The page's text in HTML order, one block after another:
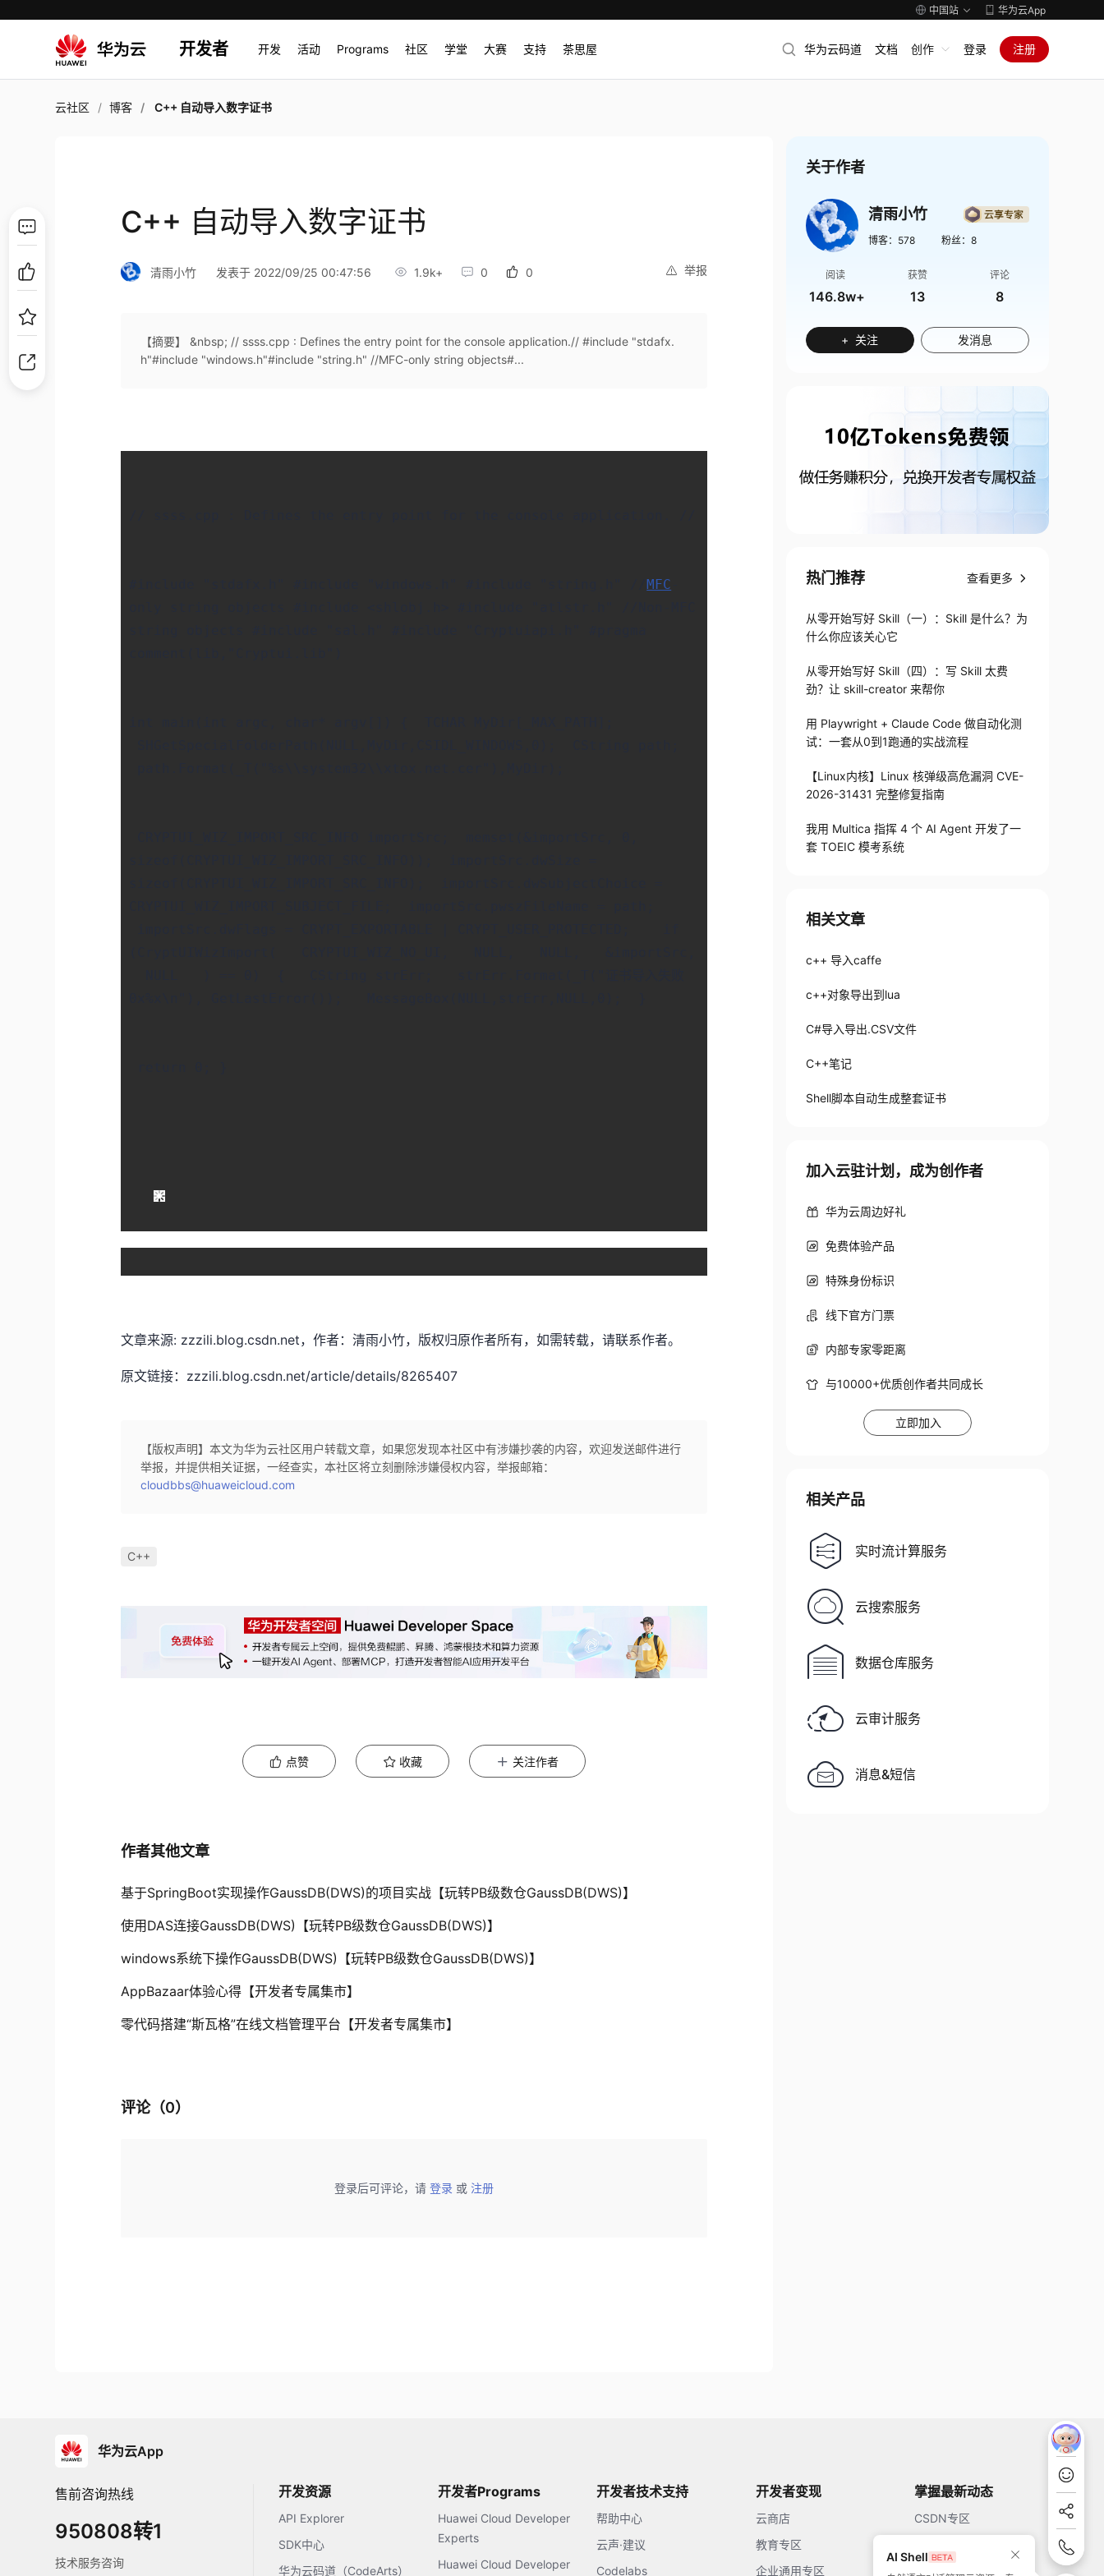
中国站 华为云App
开发者 开发 活动 Programs 社区 学堂 大赛 支持 茶思屋 华为云码道 文档 创作 登录 注册
云社区 博客 C++ 自动导入数字证书
C++ 自动导入数字证书
举报
清雨小竹 发表于 2022/09/25 00:47:56 1.9k+ 0 0
【摘要】 &nbsp; // ssss.cpp : Defines the entry point for the console application.// #include "stdafx.
h"#include "windows.h"#include "string.h" //MFC-only string objects#...
#include "stdafx.h" #include "windows.h" #include "string.h" //MFC
文章来源: zzzili.blog.csdn.net，作者：清雨小竹，版权归原作者所有，如需转载，请联系作者。
原文链接：zzzili.blog.csdn.net/article/details/8265407
【版权声明】本文为华为云社区用户转载文章，如果您发现本社区中有涉嫌抄袭的内容，欢迎发送邮件进行
举报，并提供相关证据，一经查实，本社区将立刻删除涉嫌侵权内容，举报邮箱：
cloudbbs@huaweicloud.com
C++
点赞 收藏 关注作者
作者其他文章
基于SpringBoot实现操作GaussDB(DWS)的项目实战【玩转PB级数仓GaussDB(DWS)】
使用DAS连接GaussDB(DWS)【玩转PB级数仓GaussDB(DWS)】
windows系统下操作GaussDB(DWS)【玩转PB级数仓GaussDB(DWS)】
AppBazaar体验心得【开发者专属集市】
零代码搭建“斯瓦格”在线文档管理平台【开发者专属集市】
评论（0）
登录后可评论，请 登录 或 注册
关于作者
清雨小竹
博客： 578 粉丝： 8
阅读
146.8w+
获赞
13
评论
8
+ 关注 发消息
热门推荐 查看更多
从零开始写好 Skill（一）：Skill 是什么？为
什么你应该关心它
从零开始写好 Skill（四）：写 Skill 太费
劲？让 skill-creator 来帮你
用 Playwright + Claude Code 做自动化测
试：一套从0到1跑通的实战流程
【Linux内核】Linux 核弹级高危漏洞 CVE-
2026-31431 完整修复指南
我用 Multica 指挥 4 个 AI Agent 开发了一
套 TOEIC 模考系统
相关文章
c++ 导入caffe
c++对象导出到lua
C#导入导出.CSV文件
C++笔记
Shell脚本自动生成整套证书
加入云驻计划，成为创作者
华为云周边好礼
免费体验产品
特殊身份标识
线下官方门票
内部专家零距离
与10000+优质创作者共同成长
立即加入
相关产品
实时流计算服务
云搜索服务
数据仓库服务
云审计服务
消息&短信
AI Shell
华为云App
售前咨询热线
950808转1
技术服务咨询
开发资源
API Explorer
SDK中心
华为云码道（CodeArts）
开发者Programs
Huawei Cloud Developer
Experts
Huawei Cloud Developer
开发者技术支持
帮助中心
云声·建议
Codelabs
开发者变现
云商店
教育专区
企业通用专区
掌握最新动态
CSDN专区
开源中国